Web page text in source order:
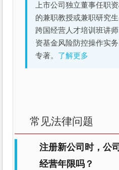
上市公司独立董事任职
的兼职教授或兼职研究
跨国经营人才培训班讲
资基金风险防控操作实
专著。 了解更多
常见法律问题
注册新公司时，公
经营年限吗？